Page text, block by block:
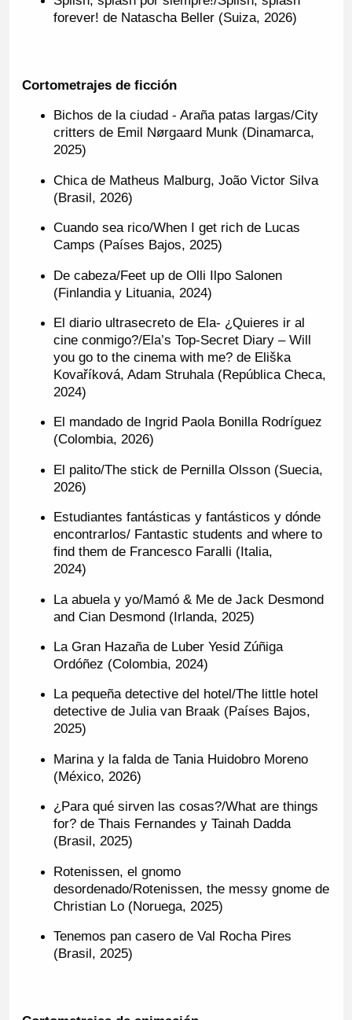
forever! de Natascha Beller (Suiza, 2026)
Cortometrajes de ficción
Bichos de la ciudad - Araña patas largas/City
critters de Emil Nørgaard Munk (Dinamarca,
2025)
Chica de Matheus Malburg, João Victor Silva
(Brasil, 2026)
Cuando sea rico/When I get rich de Lucas
Camps (Países Bajos, 2025)
De cabeza/Feet up de Olli Ilpo Salonen
(Finlandia y Lituania, 2024)
El diario ultrasecreto de Ela- ¿Quieres ir al
cine conmigo?/Ela’s Top-Secret Diary – Will
you go to the cinema with me? de Eliška
Kovaříková, Adam Struhala (República Checa,
2024)
El mandado de Ingrid Paola Bonilla Rodríguez
(Colombia, 2026)
El palito/The stick de Pernilla Olsson (Suecia,
2026)
Estudiantes fantásticas y fantásticos y dónde
encontrarlos/ Fantastic students and where to
find them de Francesco Faralli (Italia,
2024)
La abuela y yo/Mamó & Me de Jack Desmond
and Cian Desmond (Irlanda, 2025)
La Gran Hazaña de Luber Yesid Zúñiga
Ordóñez (Colombia, 2024)
La pequeña detective del hotel/The little hotel
detective de Julia van Braak (Países Bajos,
2025)
Marina y la falda de Tania Huidobro Moreno
(México, 2026)
¿Para qué sirven las cosas?/What are things
for? de Thais Fernandes y Tainah Dadda
(Brasil, 2025)
Rotenissen, el gnomo
desordenado/Rotenissen, the messy gnome de
Christian Lo (Noruega, 2025)
Tenemos pan casero de Val Rocha Pires
(Brasil, 2025)